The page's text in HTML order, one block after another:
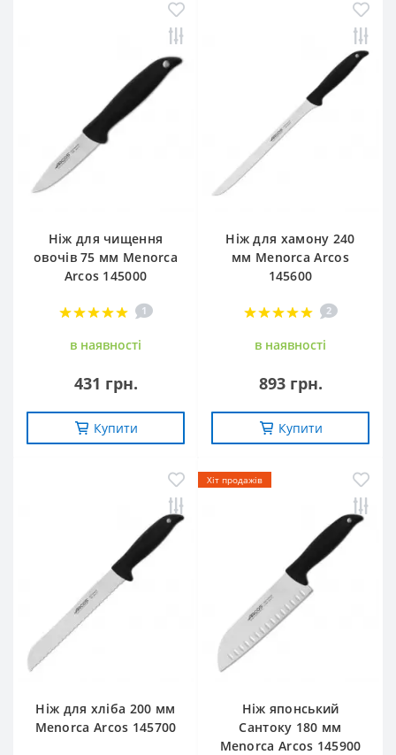
Ніж для чищення
овочів 75 мм Menorca
Arcos 145000
1
в наявностi
431 грн.
Купити
Ніж для хамону 240
мм Menorca Arcos
145600
2
в наявностi
893 грн.
Купити
Ніж для хліба 200 мм
Menorca Arcos 145700
Хіт продажів
Ніж японський
Сантоку 180 мм
Menorca Arcos 145900